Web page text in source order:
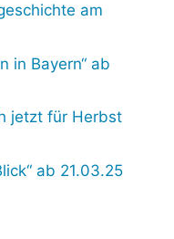
am
in Bayern“ ab
jetzt für Herbst
ab 21.03.25